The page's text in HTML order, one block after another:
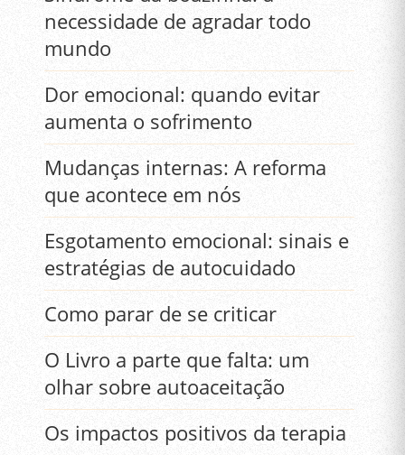
necessidade de agradar todo
mundo
Dor emocional: quando evitar
aumenta o sofrimento
Mudanças internas: A reforma
que acontece em nós
Esgotamento emocional: sinais e
estratégias de autocuidado
Como parar de se criticar
O Livro a parte que falta: um
olhar sobre autoaceitação
Os impactos positivos da terapia